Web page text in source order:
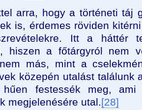
arra, hogy a történeti táj
is, érdemes röviden
Itt a háttér
hiszen a főtárgyról nem
más, mint a
közepén utalást találunk
hűen festessék meg, ami
megjelenésére utal.[28]